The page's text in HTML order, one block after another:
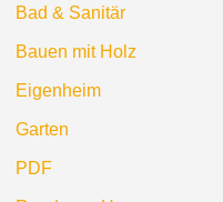
Bad & Sanitär
Bauen mit Holz
Eigenheim
Garten
PDF